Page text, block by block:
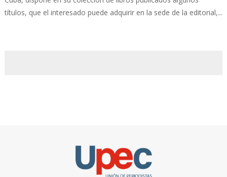
títulos, que el interesado puede adquirir en la sede de la editorial,...